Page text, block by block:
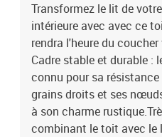
Transformez le lit de
intérieure avec avec ce
rendra l'heure du
Cadre stable et durable :
connu pour sa
grains droits et ses
à son charme
combinant le toit avec le